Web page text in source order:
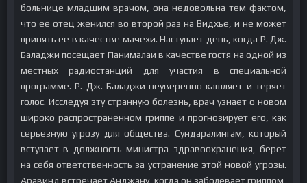
больнице младшим врачом, она недовольна тем фактом,
что ее отец женился во второй раз на Видхье, и не может
принять ее в качестве мачехи. Наступает день, когда Р. Дж.
Баладжи посещает Панималаи в качестве гостя на одной из
местных радиостанций для участия в специальной
программе. Р. Дж. Баладжи неуверенно кашляет и теряет
голос. Исследуя эту странную болезнь, врач узнает о новом
широко распространенном гриппе и прогнозирует его, как
серьезную угрозу для общества. Сундаралингам, который
вступает в должность министра здравоохранения, берет
на себя ответственность за устранение этой новой угрозы.
Аравинд встречает Анджану, когда он заболевает гриппом,